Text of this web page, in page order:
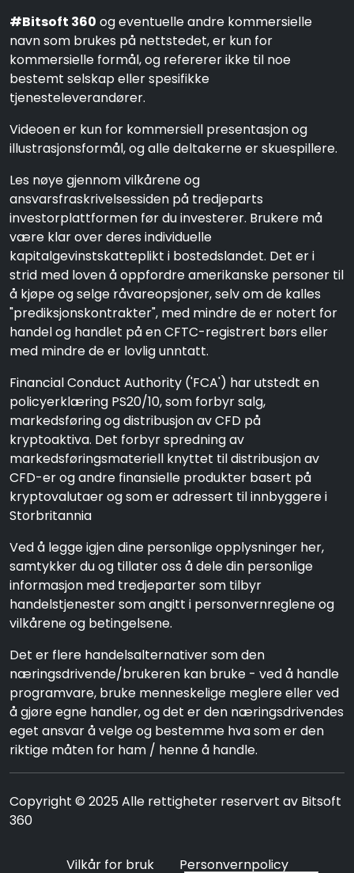
#Bitsoft 360 og eventuelle andre kommersielle
navn som brukes på nettstedet, er kun for
kommersielle formål, og refererer ikke til noe
bestemt selskap eller spesifikke
tjenesteleverandører.
Videoen er kun for kommersiell presentasjon og
illustrasjonsformål, og alle deltakerne er skuespillere.
Les nøye gjennom vilkårene og
ansvarsfraskrivelsessiden på tredjeparts
investorplattformen før du investerer. Brukere må
være klar over deres individuelle
kapitalgevinstskatteplikt i bostedslandet. Det er i
strid med loven å oppfordre amerikanske personer til
å kjøpe og selge råvareopsjoner, selv om de kalles
"prediksjonskontrakter", med mindre de er notert for
handel og handlet på en CFTC-registrert børs eller
med mindre de er lovlig unntatt.
Financial Conduct Authority ('FCA') har utstedt en
policyerklæring PS20/10, som forbyr salg,
markedsføring og distribusjon av CFD på
kryptoaktiva. Det forbyr spredning av
markedsføringsmateriell knyttet til distribusjon av
CFD-er og andre finansielle produkter basert på
kryptovalutaer og som er adressert til innbyggere i
Storbritannia
Ved å legge igjen dine personlige opplysninger her,
samtykker du og tillater oss å dele din personlige
informasjon med tredjeparter som tilbyr
handelstjenester som angitt i personvernreglene og
vilkårene og betingelsene.
Det er flere handelsalternativer som den
næringsdrivende/brukeren kan bruke - ved å handle
programvare, bruke menneskelige meglere eller ved
å gjøre egne handler, og det er den næringsdrivendes
eget ansvar å velge og bestemme hva som er den
riktige måten for ham / henne å handle.
Copyright © 2025 Alle rettigheter reservert av Bitsoft
360
Vilkår for bruk Personvernpolicy